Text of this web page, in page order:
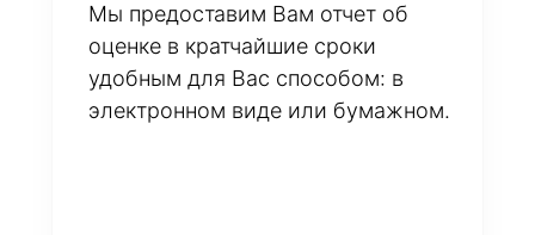
Мы предоставим Вам отчет об
оценке в кратчайшие сроки
удобным для Вас способом: в
электронном виде или бумажном.